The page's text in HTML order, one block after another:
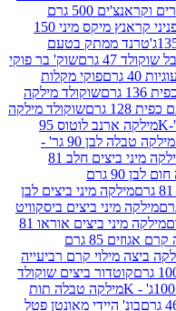
קרם שוקולד לשמרים וקראנצ'ים 500 גרם
פניני קראנץ מיקס מיני 150
בטעם
שוק' בר פוקי
פוקי מקלות
שוקולד מילקה
שוקולד מילקה
מילקה ארנב לוטוס 95
שוקולד מילקה טבלה לבן 90 גר' -
מילקה מיני ביצים חלב 81
מילקה חום לבן 90 גרם
מיני ביצים לבן
ביצים ביסקוויט
מילקה מיני ביצים אוראו 81
מילקה קרם אגוזים 85 גרם
קרם רביעייה
ביצים שוקולד
טבלה תות
מאונטן פטל